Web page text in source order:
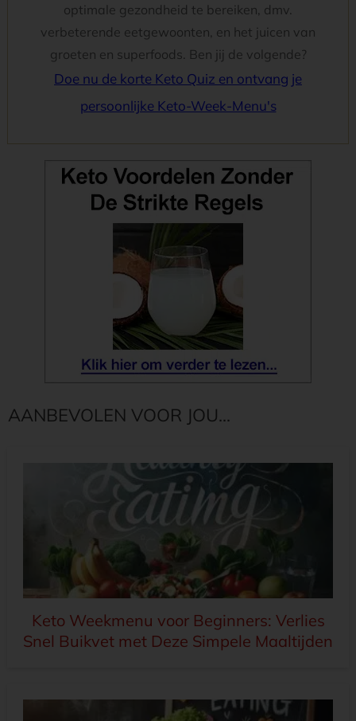
optimale gezondheid te bereiken, dmv.
verbeterende eetgewoonten, en het juicen van
groeten en superfoods. Ben jij de volgende?
Doe nu de korte Keto Quiz en ontvang je
persoonlijke Keto-Week-Menu's
AANBEVOLEN VOOR JOU...
Keto Weekmenu voor Beginners: Verlies
Snel Buikvet met Deze Simpele Maaltijden